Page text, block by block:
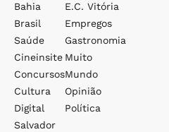
Bahia
Brasil
Saúde
Cineinsite
Concursos
Cultura
Digital
Salvador
E.c. Vitória
Empregos
Gastronomia
Muito
Mundo
Opinião
Política